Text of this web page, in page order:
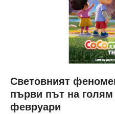
Световният
първи път на голям
февруари